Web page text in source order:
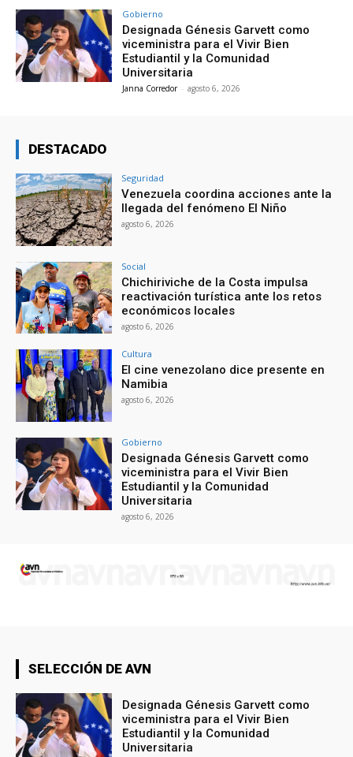
Gobierno
Designada Génesis Garvett como
viceministra para el Vivir Bien
Estudiantil y la Comunidad
Universitaria
Janna Corredor - agosto 6, 2026
DESTACADO
Seguridad
Venezuela coordina acciones ante la
llegada del fenómeno El Niño
agosto 6, 2026
Social
Chichiriviche de la Costa impulsa
reactivación turística ante los retos
económicos locales
agosto 6, 2026
Cultura
El cine venezolano dice presente en
Namibia
agosto 6, 2026
Gobierno
Designada Génesis Garvett como
viceministra para el Vivir Bien
Estudiantil y la Comunidad
Universitaria
agosto 6, 2026
SELECCIÓN DE AVN
Designada Génesis Garvett como
viceministra para el Vivir Bien
Estudiantil y la Comunidad
Universitaria